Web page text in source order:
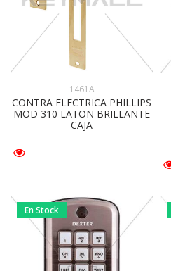
1461A
CONTRA ELECTRICA PHILLIPS
MOD 310 LATON BRILLANTE
CAJA
En Stock